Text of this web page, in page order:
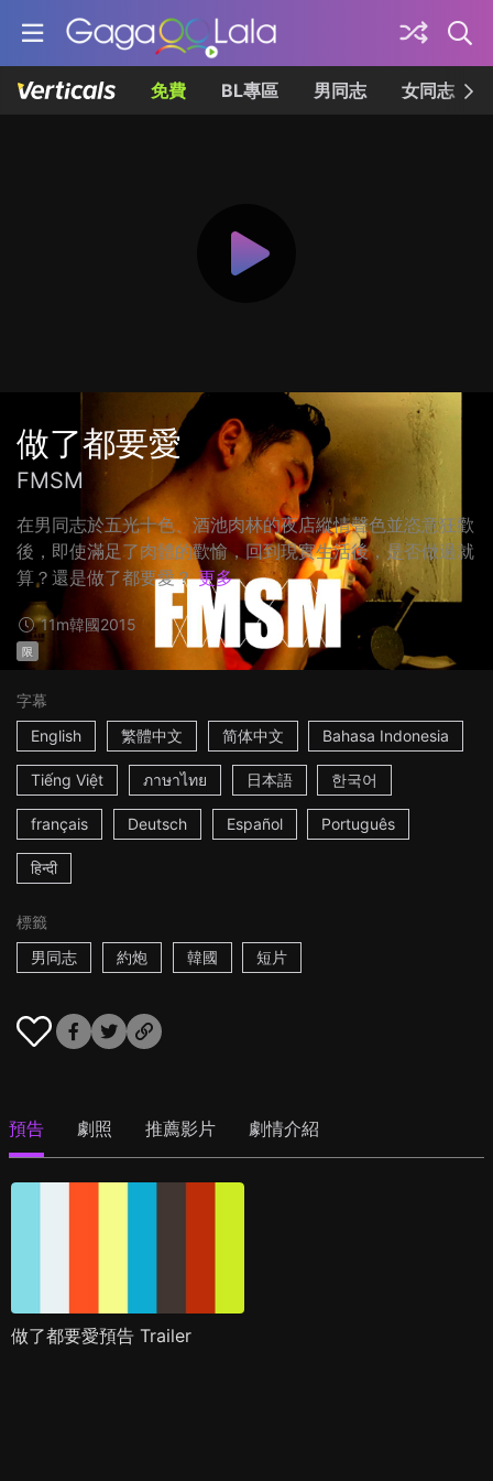
免費 BL專區 男同志 女同志
做了都要愛
FMSM
在男同志於五光十色、酒池肉林的夜店縱情聲色並恣意狂歡
後，即使滿足了肉體的歡愉，回到現實生活後，是否做過就
算？還是做了都要愛？ 更多
11m韓國2015
限
字幕
English
繁體中文 简体中文 Bahasa Indonesia
Tiếng Việt ภาษาไทย 日本語 한국어
français Deutsch Español Português
हिन्दी
標籤
男同志
約炮 韓國 短片
預告 劇照 推薦影片 劇情介紹
做了都要愛預告 Trailer